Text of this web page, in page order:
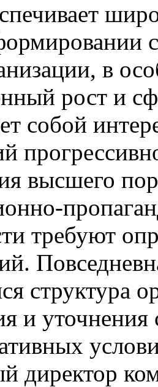
в
рост и
собой
высшего
требуют
структура
и
директор